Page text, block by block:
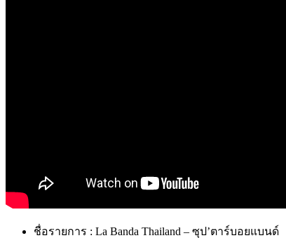
ชื่อรายการ : La Banda Thailand – ซุป’ตาร์บอยแบนด์